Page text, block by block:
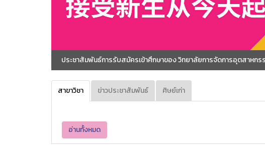
ประชาสัมพันธ์การรับสมัครเข้าศึกษาของ วิทยาลัยการจัดการอุตสาหก
สาขาวิชา ข่าวประชาสัมพันธ์ ศิษย์เก่า
อ่านทั้งหมด